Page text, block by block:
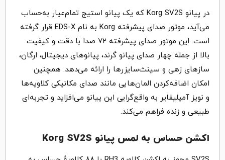
در پیانو Korg SV2S که یک پیانو استیج تمام‌عیار به‌حساب
می‌آید، موتور صدای پیشرفته Korg به نام EDS-X قرار گرفته
است. این موتور صدای پیشرفته ۷۲ صدا با دقت و کیفیت
بالا از جمله چهار صدای پیانو گرند، پیانوهای دیجیتال، ارگان،
سازهای زهی و سینث‌سایزرها را ارائه می‌دهد. همچنین
امکان اضافه‌کردن المان‌هایی مانند صدای مکانیکی کلاویه‌ها
و نویز آمپلیفایر به واقع‌گرایی این پیانو می‌افزاید و تجربه‌ای
طبیعی و زنده فراهم می‌کند.
اکشن حساس به لمس پیانو Korg SV2S